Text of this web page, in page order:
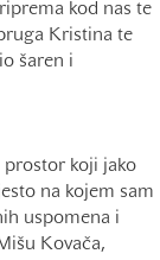
kod nas te
Kristina te
šaren i
prostor koji jako
na kojem sam
uspomena i
Kovača,